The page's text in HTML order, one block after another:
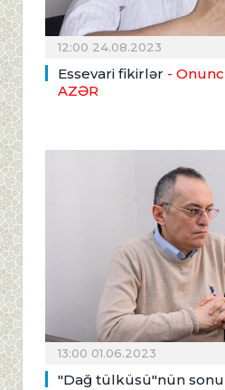
12:00 24.08.2023
Essevari fikirlər -
AZƏR
13:00 01.06.2023
"Dağ tülküsü"nün sonu